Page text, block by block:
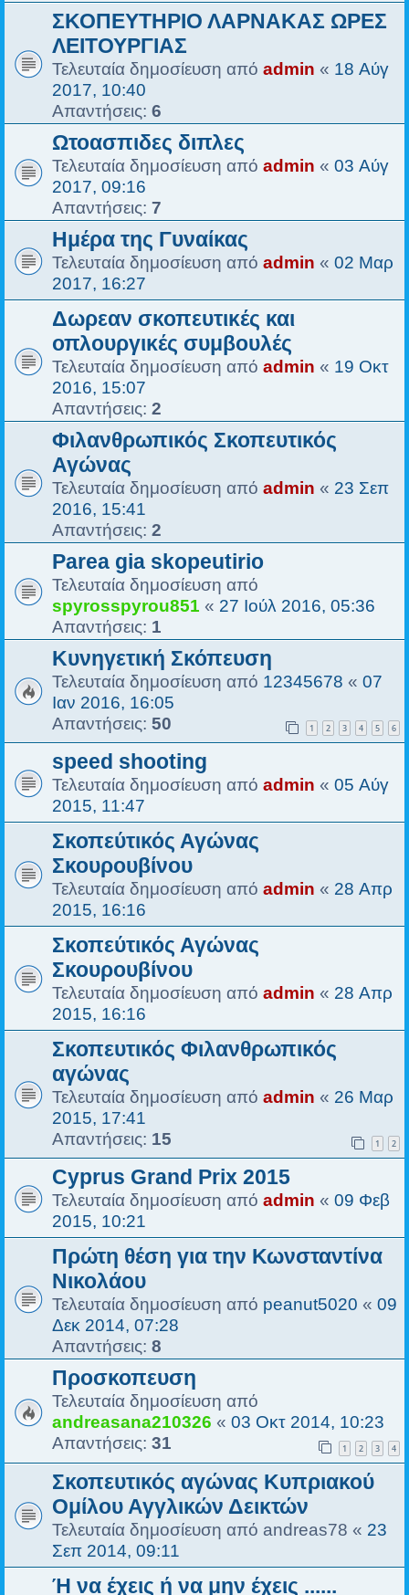
ΣΚΟΠΕΥΤΗΡΙΟ ΛΑΡΝΑΚΑΣ ΩΡΕΣ
ΛΕΙΤΟΥΡΓΙΑΣ
Τελευταία δημοσίευση από admin « 18 Αύγ
2017, 10:40
Απαντήσεις: 6
Ωτοασπιδες διπλες
Τελευταία δημοσίευση από admin « 03 Αύγ
2017, 09:16
Απαντήσεις: 7
Ημέρα της Γυναίκας
Τελευταία δημοσίευση από admin « 02 Μαρ
2017, 16:27
Δωρεαν σκοπευτικές και
οπλουργικές συμβουλές
Τελευταία δημοσίευση από admin « 19 Οκτ
2016, 15:07
Απαντήσεις: 2
Φιλανθρωπικός Σκοπευτικός
Αγώνας
Τελευταία δημοσίευση από admin « 23 Σεπ
2016, 15:41
Απαντήσεις: 2
Parea gia skopeutirio
Τελευταία δημοσίευση από
spyrosspyrou851 « 27 Ιούλ 2016, 05:36
Απαντήσεις: 1
Κυνηγετική Σκόπευση
Τελευταία δημοσίευση από 12345678 « 07
Ιαν 2016, 16:05
Απαντήσεις: 50 1 2 3 4 5 6
speed shooting
Τελευταία δημοσίευση από admin « 05 Αύγ
2015, 11:47
Σκοπεύτικός Αγώνας
Σκουρουβίνου
Τελευταία δημοσίευση από admin « 28 Απρ
2015, 16:16
Σκοπεύτικός Αγώνας
Σκουρουβίνου
Τελευταία δημοσίευση από admin « 28 Απρ
2015, 16:16
Σκοπευτικός Φιλανθρωπικός
αγώνας
Τελευταία δημοσίευση από admin « 26 Μαρ
2015, 17:41
Απαντήσεις: 15 1 2
Cyprus Grand Prix 2015
Τελευταία δημοσίευση από admin « 09 Φεβ
2015, 10:21
Πρώτη θέση για την Κωνσταντίνα
Νικολάου
Τελευταία δημοσίευση από peanut5020 « 09
Δεκ 2014, 07:28
Απαντήσεις: 8
Προσκοπευση
Τελευταία δημοσίευση από
andreasana210326 « 03 Οκτ 2014, 10:23
Απαντήσεις: 31 1 2 3 4
Σκοπευτικός αγώνας Κυπριακού
Ομίλου Αγγλικών Δεικτών
Τελευταία δημοσίευση από andreas78 « 23
Σεπ 2014, 09:11
Ή να έχεις ή να μην έχεις ......